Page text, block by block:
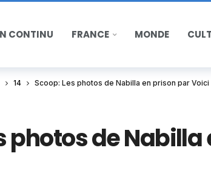
CONTINU FRANCE MONDE
14 Scoop: Les photos de Nabilla en prison par Voici
photos de